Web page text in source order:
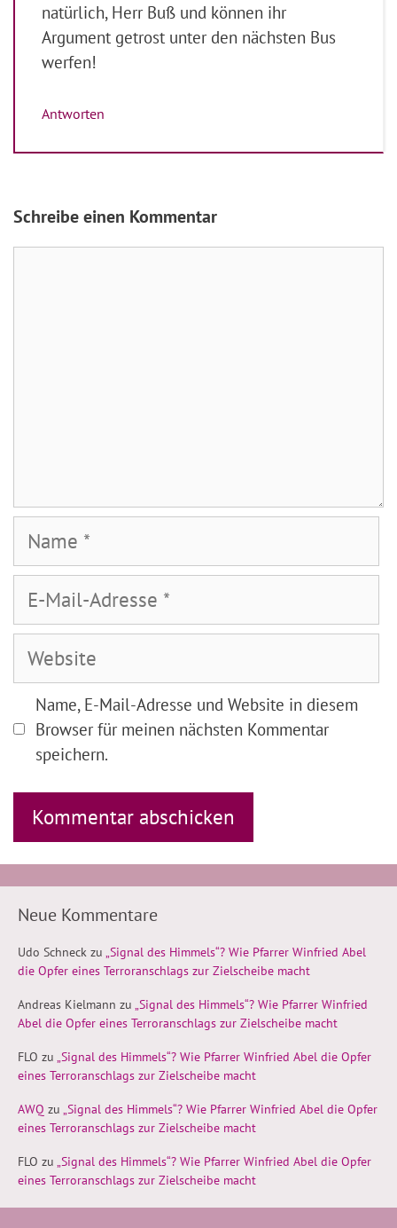
natürlich, Herr Buß und können ihr
Argument getrost unter den nächsten Bus
werfen!
Antworten
Schreibe einen Kommentar
Mail-
Adresse
Name, E-Mail-Adresse und Website in diesem
Browser für meinen nächsten Kommentar
speichern.
Neue Kommentare
Udo Schneck zu „Signal des Himmels“? Wie Pfarrer Winfried Abel
die Opfer eines Terroranschlags zur Zielscheibe macht
Andreas Kielmann zu „Signal des Himmels“? Wie Pfarrer Winfried
Abel die Opfer eines Terroranschlags zur Zielscheibe macht
FLO zu „Signal des Himmels“? Wie Pfarrer Winfried Abel die Opfer
eines Terroranschlags zur Zielscheibe macht
AWQ zu „Signal des Himmels“? Wie Pfarrer Winfried Abel die Opfer
eines Terroranschlags zur Zielscheibe macht
FLO zu „Signal des Himmels“? Wie Pfarrer Winfried Abel die Opfer
eines Terroranschlags zur Zielscheibe macht